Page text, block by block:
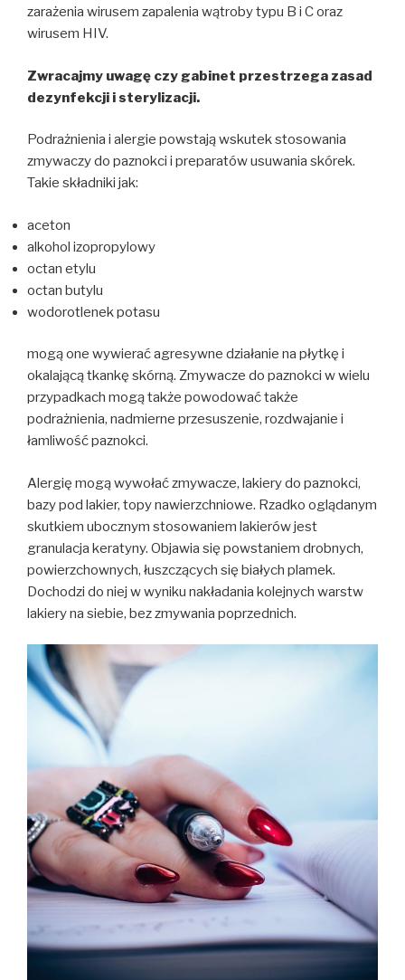
zarażenia wirusem zapalenia wątroby typu B i C oraz
wirusem HIV.
Zwracajmy uwagę czy gabinet przestrzega zasad
dezynfekcji i sterylizacji.
Podrażnienia i alergie powstają wskutek stosowania
zmywaczy do paznokci i preparatów usuwania skórek.
Takie składniki jak:
aceton
alkohol izopropylowy
octan etylu
octan butylu
wodorotlenek potasu
mogą one wywierać agresywne działanie na płytkę i
okalającą tkankę skórną. Zmywacze do paznokci w wielu
przypadkach mogą także powodować także
podrażnienia, nadmierne przesuszenie, rozdwajanie i
łamliwość paznokci.
Alergię mogą wywołać zmywacze, lakiery do paznokci,
bazy pod lakier, topy nawierzchniowe. Rzadko oglądanym
skutkiem ubocznym stosowaniem lakierów jest
granulacja keratyny. Objawia się powstaniem drobnych,
powierzchownych, łuszczących się białych plamek.
Dochodzi do niej w wyniku nakładania kolejnych warstw
lakiery na siebie, bez zmywania poprzednich.